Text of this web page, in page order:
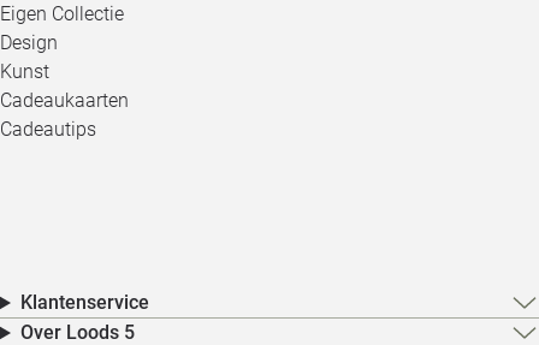
Eigen Collectie
Design
Kunst
Cadeaukaarten
Cadeautips
Klantenservice
Over Loods 5